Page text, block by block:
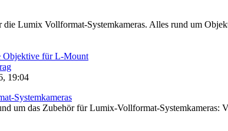
Lumix Vollformat-Systemkameras. Alles rund um
Objektive für L-Mount
19:04
Systemkameras
um das Zubehör für Lumix-Vollformat-Systemkameras: